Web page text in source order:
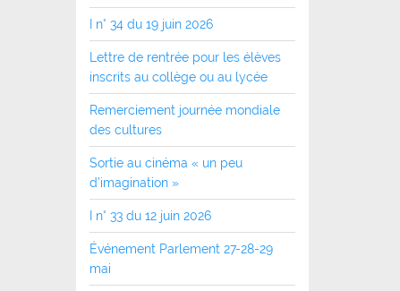
I n° 34 du 19 juin 2026
Lettre de rentrée pour les élèves
inscrits au collège ou au lycée
Remerciement journée mondiale
des cultures
Sortie au cinéma « un peu
d’imagination »
I n° 33 du 12 juin 2026
Événement Parlement 27-28-29
mai